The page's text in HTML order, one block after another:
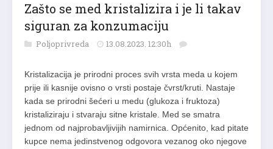
Zašto se med kristalizira i je li takav
siguran za konzumaciju
Poljoprivreda 13.08.2023. 12:30h
Kristalizacija je prirodni proces svih vrsta meda u kojem
prije ili kasnije ovisno o vrsti postaje čvrst/kruti. Nastaje
kada se prirodni šećeri u medu (glukoza i fruktoza)
kristaliziraju i stvaraju sitne kristale. Med se smatra
jednom od najprobavljivijih namirnica. Općenito, kad pitate
kupce nema jedinstvenog odgovora vezanog oko njegove